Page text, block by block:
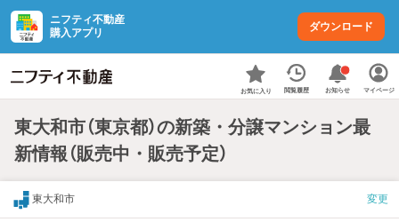
ニフティ不動産
購入アプリ
ダウンロード
お気に入り 閲覧履歴 お知らせ マイページ
東大和市（東京都）の新築・分譲マンション最
新情報（販売中・販売予定）
東大和市 変更